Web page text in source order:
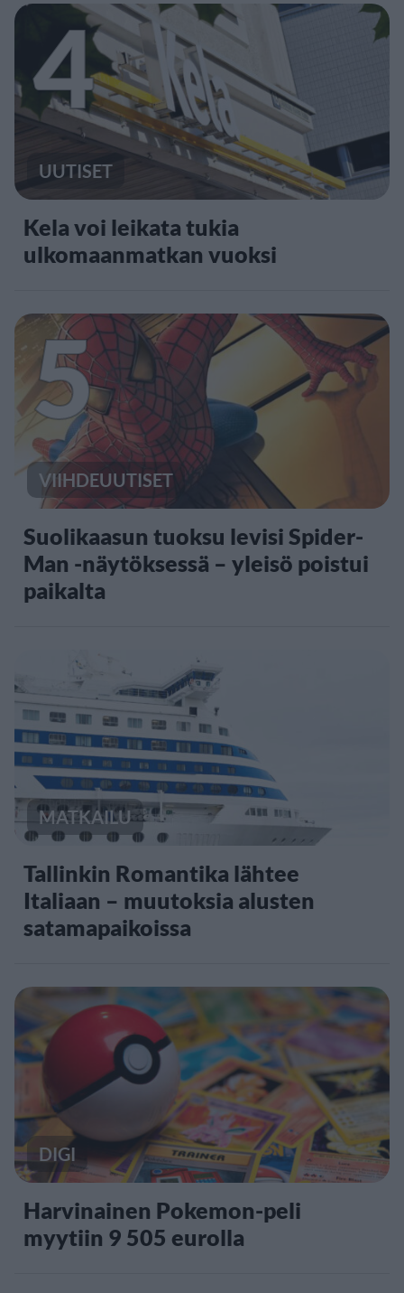
4
UUTISET
Kela voi leikata tukia
ulkomaanmatkan vuoksi
5
VIIHDEUUTISET
Suolikaasun tuoksu levisi Spider-
Man -näytöksessä – yleisö poistui
paikalta
MATKAILU
Tallinkin Romantika lähtee
Italiaan – muutoksia alusten
satamapaikoissa
DIGI
Harvinainen Pokemon-peli
myytiin 9 505 eurolla